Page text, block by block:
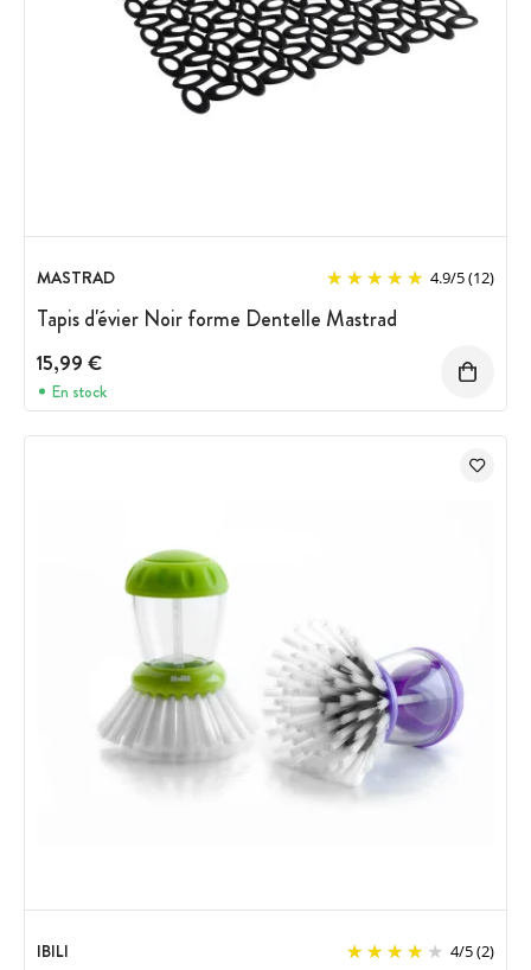
MASTRAD 4.9/5(12)
Tapis d'évier Noir forme Dentelle Mastrad
15,99 €
En stock
IBILI 4/5(2)